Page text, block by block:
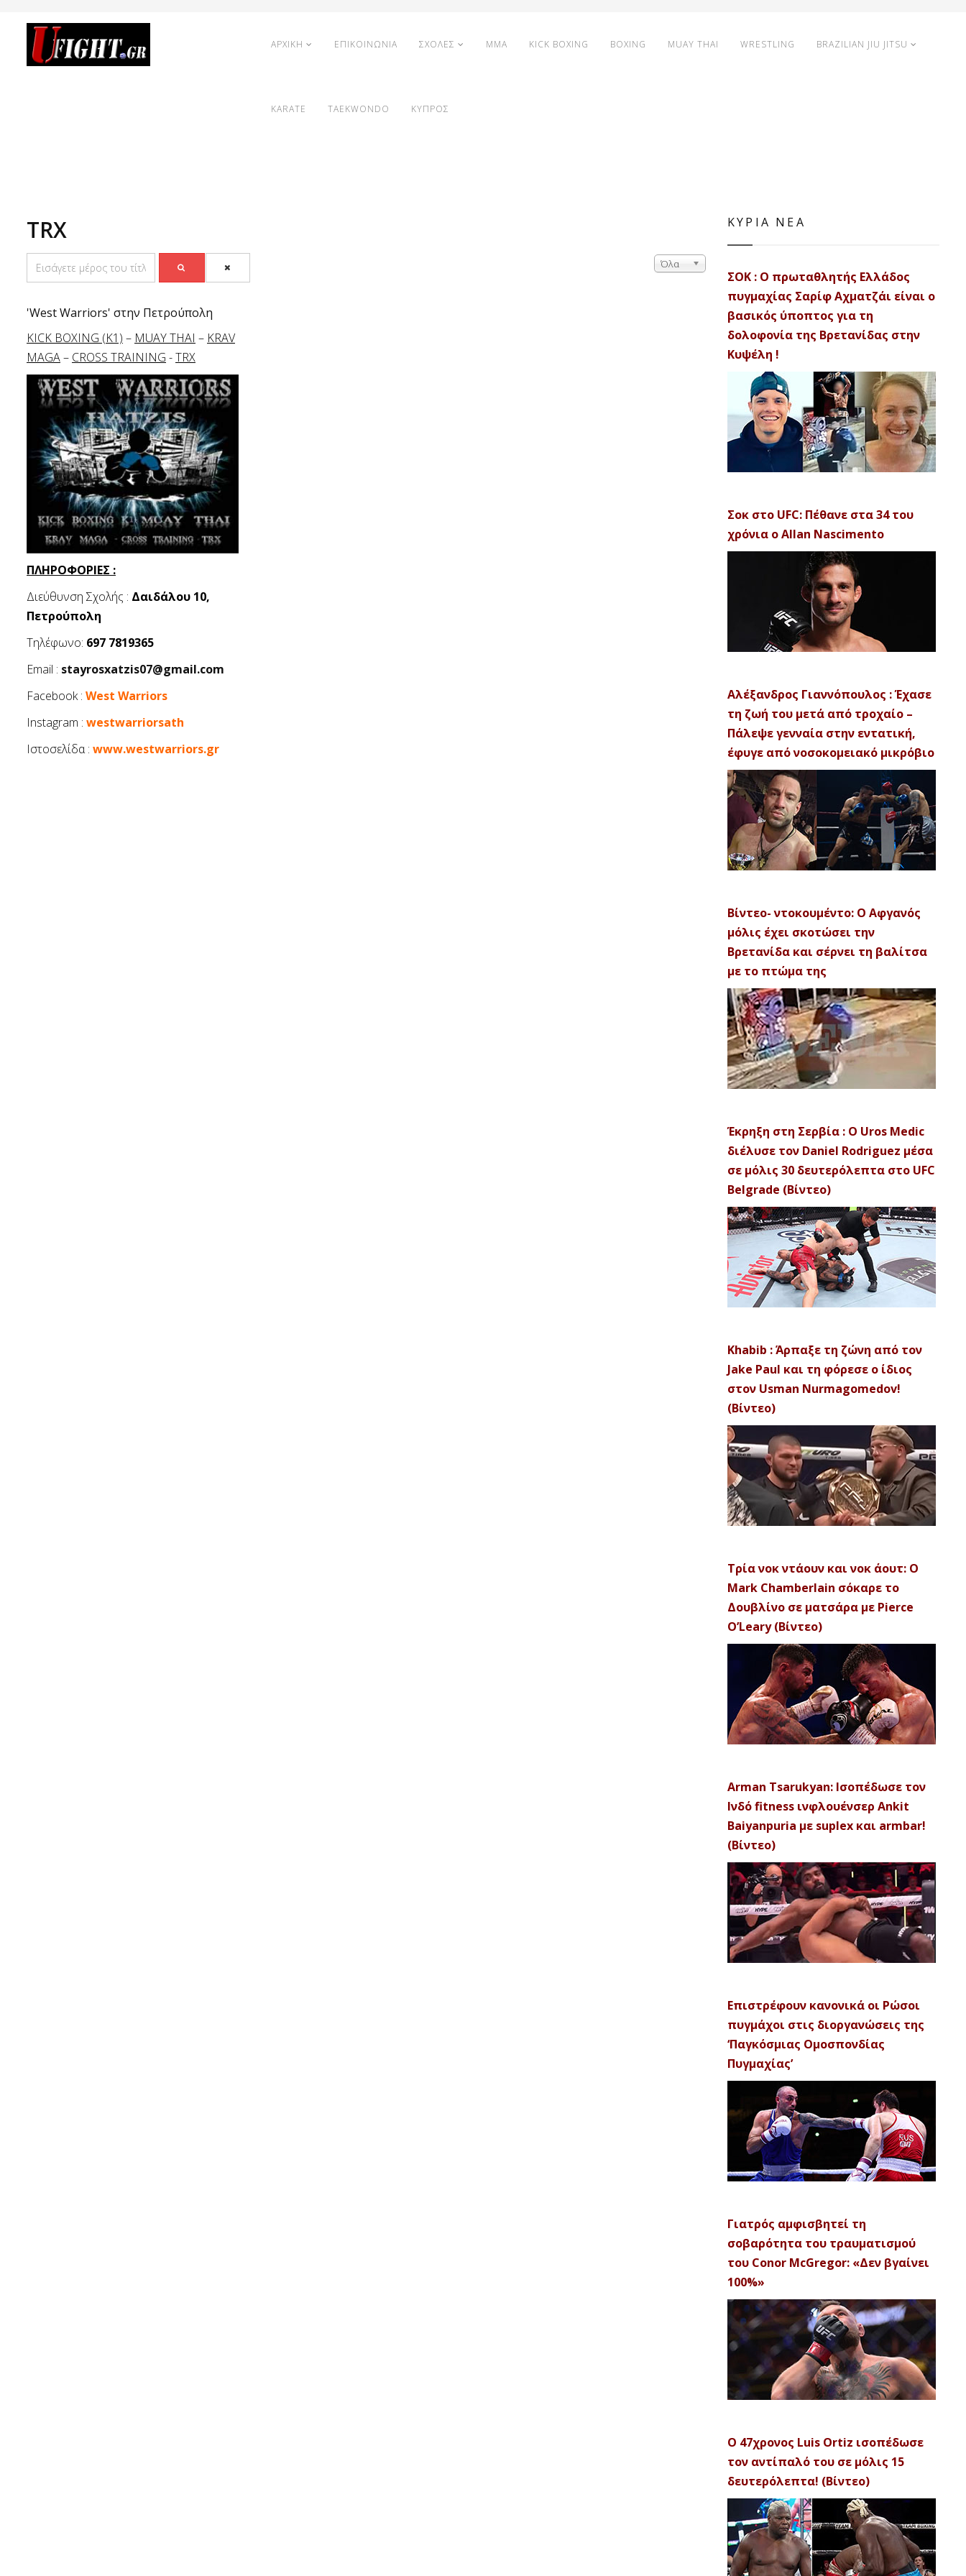
ΑΡΧΙΚΗ ΕΠΙΚΟΙΝΩΝΙΑ ΣΧΟΛΕΣ MMA KICK BOXING BOXING MUAY THAI WRESTLING BRAZILIAN JIU JITSU
KARATE TAEKWONDO ΚΥΠΡΟΣ
TRX
Όλα
'West Warriors' στην Πετρούπολη
KICK BOXING (K1) – MUAY THAI – KRAV
MAGA– CROSS TRAINING -TRX
ΠΛΗΡΟΦΟΡΙΕΣ :
Διεύθυνση Σχολής : Δαιδάλου 10,
Πετρούπολη
Τηλέφωνο: 697 7819365
Email : stayrosxatzis07@gmail.com
Facebook : West Warriors
Instagram : westwarriorsath
Ιστοσελίδα : www.westwarriors.gr
ΚΥΡΙΑ ΝΕΑ
ΣΟΚ : Ο πρωταθλητής Ελλάδος
πυγμαχίας Σαρίφ Αχματζάι είναι ο
βασικός ύποπτος για τη
δολοφονία της Βρετανίδας στην
Κυψέλη !
Σοκ στο UFC: Πέθανε στα 34 του
χρόνια ο Allan Nascimento
Αλέξανδρος Γιαννόπουλος : Έχασε
τη ζωή του μετά από τροχαίο –
Πάλεψε γενναία στην εντατική,
έφυγε από νοσοκομειακό μικρόβιο
Βίντεο- ντοκουμέντο: Ο Αφγανός
μόλις έχει σκοτώσει την
Βρετανίδα και σέρνει τη βαλίτσα
με το πτώμα της
Έκρηξη στη Σερβία : Ο Uros Medic
διέλυσε τον Daniel Rodriguez μέσα
σε μόλις 30 δευτερόλεπτα στο UFC
Belgrade (Βίντεο)
Khabib : Άρπαξε τη ζώνη από τον
Jake Paul και τη φόρεσε ο ίδιος
στον Usman Nurmagomedov!
(Βίντεο)
Τρία νοκ ντάουν και νοκ άουτ: Ο
Mark Chamberlain σόκαρε το
Δουβλίνο σε ματσάρα με Pierce
O’Leary (Βίντεο)
Arman Tsarukyan: Ισοπέδωσε τον
Ινδό fitness ινφλουένσερ Ankit
Baiyanpuria με suplex και armbar!
(Βίντεο)
Επιστρέφουν κανονικά οι Ρώσοι
πυγμάχοι στις διοργανώσεις της
‘Παγκόσμιας Ομοσπονδίας
Πυγμαχίας’
Γιατρός αμφισβητεί τη
σοβαρότητα του τραυματισμού
του Conor McGregor: «Δεν βγαίνει
100%»
Ο 47χρονος Luis Ortiz ισοπέδωσε
τον αντίπαλό του σε μόλις 15
δευτερόλεπτα! (Βίντεο)